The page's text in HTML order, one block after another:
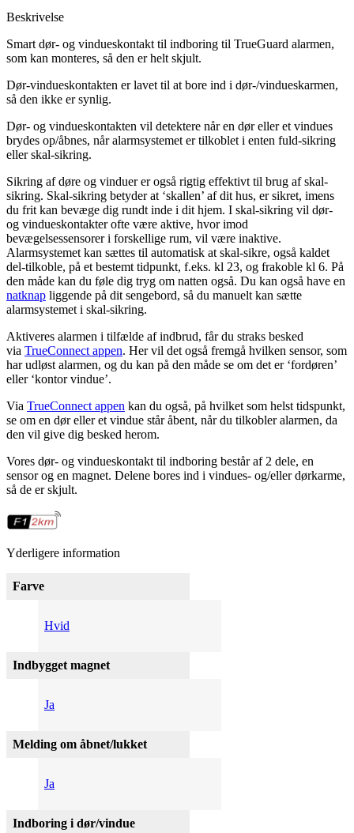
Beskrivelse
Smart dør- og vindueskontakt til indboring til TrueGuard alarmen,
som kan monteres, så den er helt skjult.
Dør-vindueskontakten er lavet til at bore ind i dør-/vindueskarmen,
så den ikke er synlig.
Dør- og vindueskontakten vil detektere når en dør eller et vindues
brydes op/åbnes, når alarmsystemet er tilkoblet i enten fuld-sikring
eller skal-sikring.
Sikring af døre og vinduer er også rigtig effektivt til brug af skal-
sikring. Skal-sikring betyder at ‘skallen’ af dit hus, er sikret, imens
du frit kan bevæge dig rundt inde i dit hjem. I skal-sikring vil dør-
og vindueskontakter ofte være aktive, hvor imod
bevægelsessensorer i forskellige rum, vil være inaktive.
Alarmsystemet kan sættes til automatisk at skal-sikre, også kaldet
del-tilkoble, på et bestemt tidpunkt, f.eks. kl 23, og frakoble kl 6. På
den måde kan du føle dig tryg om natten også. Du kan også have en
natknap liggende på dit sengebord, så du manuelt kan sætte
alarmsystemet i skal-sikring.
Aktiveres alarmen i tilfælde af indbrud, får du straks besked
via TrueConnect appen. Her vil det også fremgå hvilken sensor, som
har udløst alarmen, og du kan på den måde se om det er ‘fordøren’
eller ‘kontor vindue’.
Via TrueConnect appen kan du også, på hvilket som helst tidspunkt,
se om en dør eller et vindue står åbent, når du tilkobler alarmen, da
den vil give dig besked herom.
Vores dør- og vindueskontakt til indboring består af 2 dele, en
sensor og en magnet. Delene bores ind i vindues- og/eller dørkarme,
så de er skjult.
Yderligere information
Farve
Hvid
Indbygget magnet
Ja
Melding om åbnet/lukket
Ja
Indboring i dør/vindue